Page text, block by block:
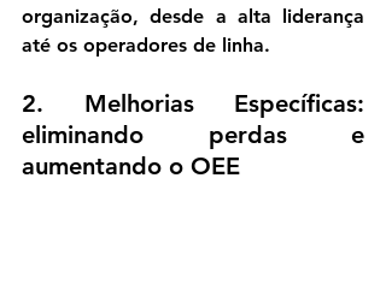
organização, desde a alta liderança
até os operadores de linha.
2. Melhorias Específicas:
eliminando perdas e
aumentando o OEE